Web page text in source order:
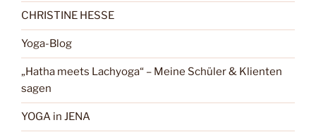
CHRISTINE HESSE
Yoga-Blog
„Hatha meets Lachyoga“ – Meine Schüler & Klienten
sagen
YOGA in JENA